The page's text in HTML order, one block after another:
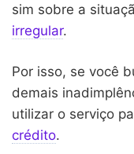
sim sobre a
irregular.
Por isso, se você
demais
utilizar o serviço
crédito.